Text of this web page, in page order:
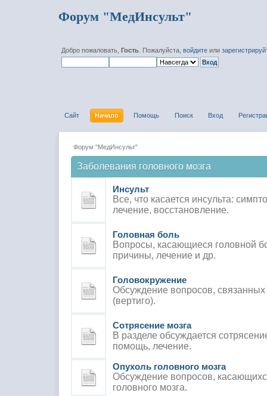
Форум "МедИнсульт"
Добро пожаловать, Гость . Пожалуйста, войдите или
Сайт Начало Помощь Поиск Вход
Форум "МедИнсульт"
Заболевания головного мозга
Инсульт
Все, что касается инсульта:
лечение, восстановление.
Головная боль
Вопросы, касающиеся головной
причины, лечение и др.
Головокружение
Обсуждение вопросов,
(вертиго).
Сотрясение мозга
В разделе обсуждается
помощь, лечение.
Опухоль головного мозга
Обсуждение вопросов,
головного мозга.